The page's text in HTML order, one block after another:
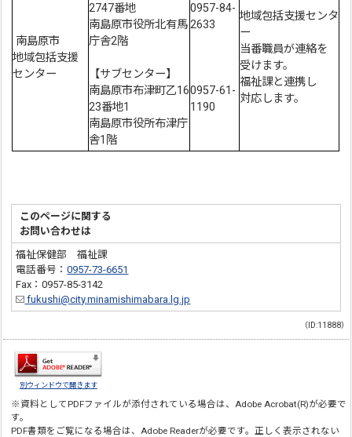
南島原市
地域包括支援
センター
2747番地
南島原市役所北有馬
庁舎2階
【サブセンター】
南島原市布津町乙16
23番地1
南島原市役所布津庁
舎1階
0957-84-
2633
0957-61-
1190
地域包括支援センタ
ー
当番職員が連絡を
受けます。
福祉課と連携し
対応します。
このページに関する
お問い合わせは
福祉保健部 福祉課
電話番号：0957-73-6651
Fax：0957-85-3142
fukushi@city.minamishimabara.lg.jp
（ID:11888）
別ウィンドウで開きます
※資料としてPDFファイルが添付されている場合は、Adobe Acrobat(R)が必要で
す。
PDF書類をご覧になる場合は、Adobe Readerが必要です。正しく表示されない